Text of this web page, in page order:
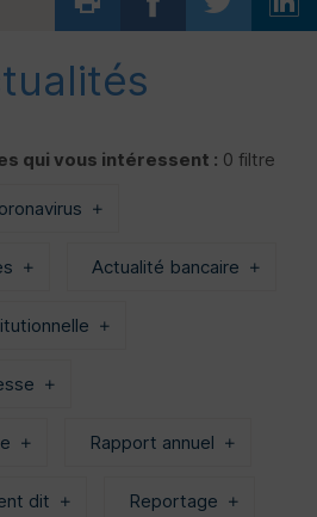
qui vous intéressent : 0 filtre
Actualité bancaire
Rapport annuel
dit Reportage